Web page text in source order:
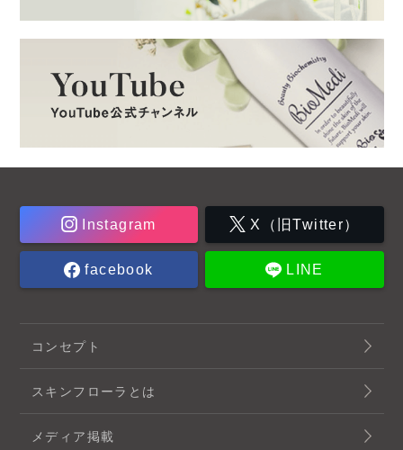
Instagram X（旧Twitter）
facebook LINE
コンセプト
スキンフローラとは
メディア掲載